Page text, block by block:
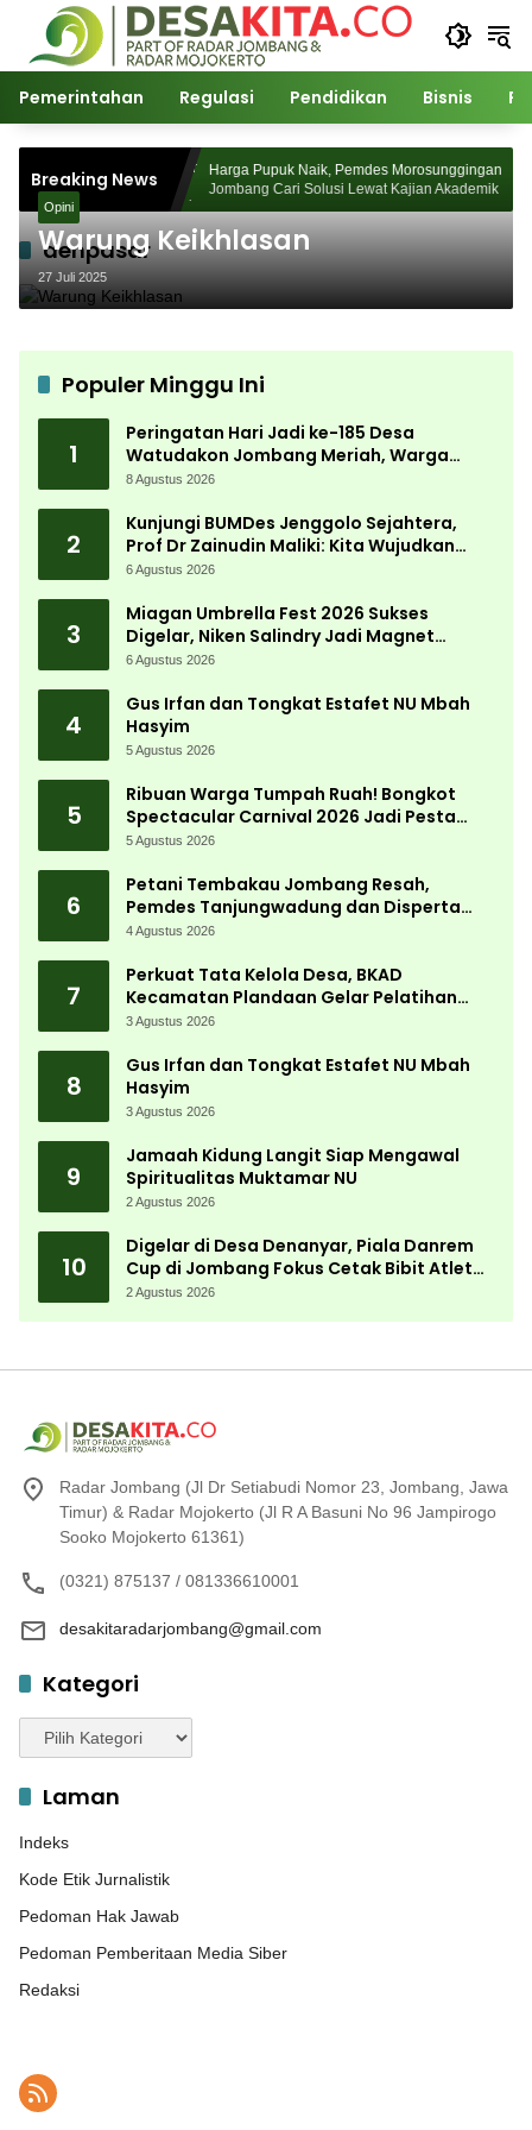
Langsung
konten
Pemerintahan Regulasi Pendidikan Bisnis
Breaking News
Watudakon
Blek Padati
Harga Pupuk Naik, Pemdes Morosunggingan
Jombang Cari Solusi Lewat Kajian Akademik
denpasar
Opini
Warung Keikhlasan
27 Juli 2025
Populer Minggu Ini
1
Peringatan Hari Jadi ke-185 Desa
Watudakon Jombang Meriah, Warga
Tumpek Blek Padati Karnaval Budaya
8 Agustus 2026
2
Kunjungi BUMDes Jenggolo Sejahtera,
Prof Dr Zainudin Maliki: Kita Wujudkan
Kemandirian Ekonomi dengan Potensi
6 Agustus 2026
3
Miagan Umbrella Fest 2026 Sukses
Digelar, Niken Salindry Jadi Magnet
Ribuan Pengunjung
6 Agustus 2026
4
Gus Irfan dan Tongkat Estafet NU Mbah
Hasyim
5 Agustus 2026
5
Ribuan Warga Tumpah Ruah! Bongkot
Spectacular Carnival 2026 Jadi Pesta
Kemerdekaan Terbesar di Peterongan
5 Agustus 2026
6
Petani Tembakau Jombang Resah,
Pemdes Tanjungwadung dan Disperta
Bergerak Cepat
4 Agustus 2026
7
Perkuat Tata Kelola Desa, BKAD
Kecamatan Plandaan Gelar Pelatihan
Aparatur Pemdes
3 Agustus 2026
8
Gus Irfan dan Tongkat Estafet NU Mbah
Hasyim
3 Agustus 2026
9
Jamaah Kidung Langit Siap Mengawal
Spiritualitas Muktamar NU
2 Agustus 2026
10
Digelar di Desa Denanyar, Piala Danrem
Cup di Jombang Fokus Cetak Bibit Atlet
Menembak Berprestasi
2 Agustus 2026
Radar Jombang (Jl Dr Setiabudi Nomor 23, Jombang, Jawa
Timur) & Radar Mojokerto (Jl R A Basuni No 96 Jampirogo
Sooko Mojokerto 61361)
(0321) 875137 / 081336610001
desakitaradarjombang@gmail.com
Kategori
Kategori
Laman
Indeks
Kode Etik Jurnalistik
Pedoman Hak Jawab
Pedoman Pemberitaan Media Siber
Redaksi